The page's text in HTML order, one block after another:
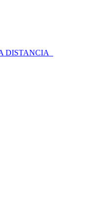
DISTANCIA